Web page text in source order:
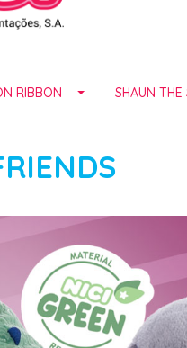
RIBBON SHAUN THE